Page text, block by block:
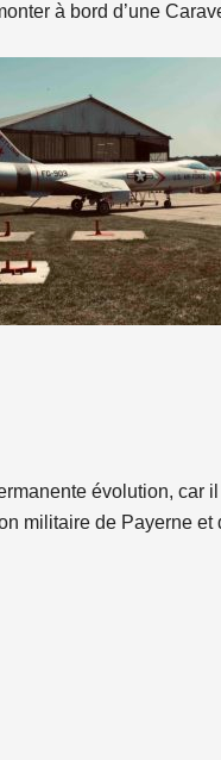
à bord d’une
évolution, car
militaire de Payerne